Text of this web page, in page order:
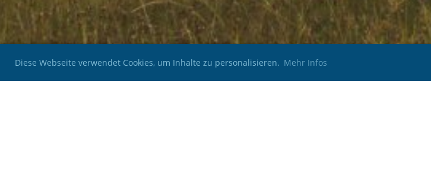
Diese Webseite verwendet Cookies, um Inhalte zu personalisieren. Mehr Infos